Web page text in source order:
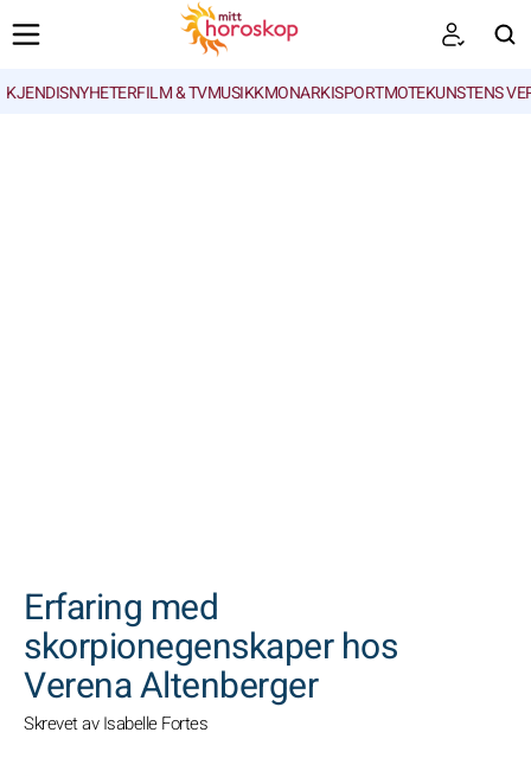
KJENDISNYHETERFILM & TVMUSIKKMONARKISPORTMOTEKUNSTENS
Erfaring med
skorpionegenskaper hos
Verena Altenberger
Skrevet av Isabelle Fortes